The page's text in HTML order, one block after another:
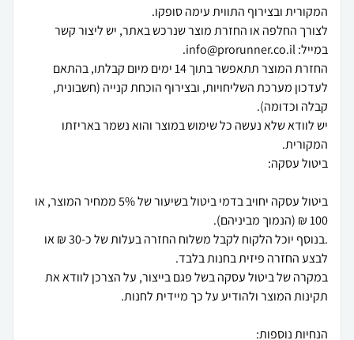
לצורך החלפה או החזרת מוצר שנרכש באתר, יש ליצור קשר
החזרת המוצר תתאפשר בתוך 14 ימים מיום קבלתו, בהתאם
לעדכון מערכת השליחויות, ובצירוף הוכחת קנייה (חשבונית,
יש לוודא שלא נעשה כל שימוש במוצר והוא נשמר באריזתו
ביטול עסקה יחויב בדמי ביטול בשיעור של 5% ממחיר המוצר, או
.בנוסף יוכל הלקוח לקבל משלוח החזרה בעלות של כ-30 ₪ או
במקרה של ביטול עסקה בשל פגם בייצור, על הצרכן לוודא את